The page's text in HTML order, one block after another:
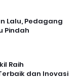
Lalu, Pedagang
Pindah
Raih
dan Inovasi